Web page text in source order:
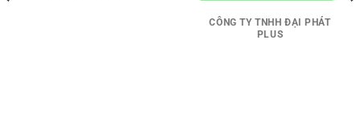
CÔNG TY TNHH ĐẠI PHÁT
PLUS